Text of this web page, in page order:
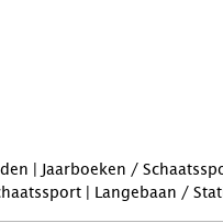
| Jaarboeken /
| Langebaan /